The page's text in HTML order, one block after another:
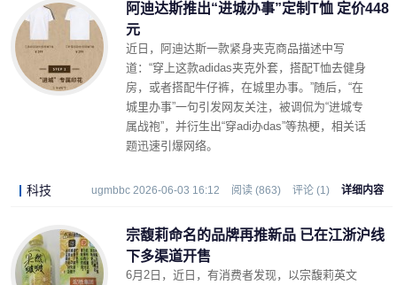
阿迪达斯推出“进城办事”定制T恤 定价448
元
近日，阿迪达斯一款紧身夹克商品描述中写
道：“穿上这款adidas夹克外套，搭配T恤去健身
房，或者搭配牛仔裤，在城里办事。”随后，“在
城里办事”一句引发网友关注，被调侃为“进城专
属战袍”，并衍生出“穿adi办das”等热梗，相关话
题迅速引爆网络。
科技 ugmbbc 2026-06-03 16:12 阅读 (863) 评论 (1) 详细内容
宗馥莉命名的品牌再推新品 已在江浙沪线
下多渠道开售
6月2日，近日，有消费者发现，以宗馥莉英文